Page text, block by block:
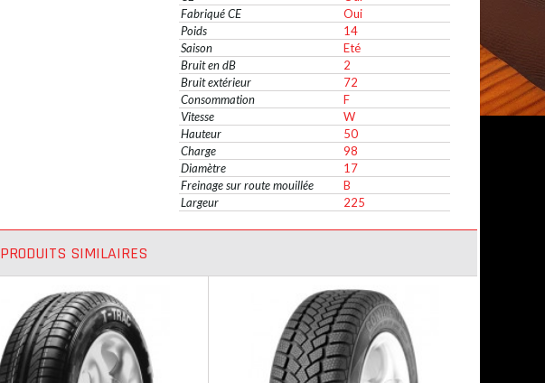
Fabriqué CE
Oui
Poids
14
Saison
Eté
Bruit en dB
2
Bruit extérieur
72
Consommation
F
Vitesse
W
Hauteur
50
Charge
98
Diamètre
17
Freinage sur route mouillée
B
Largeur
225
PRODUITS SIMILAIRES